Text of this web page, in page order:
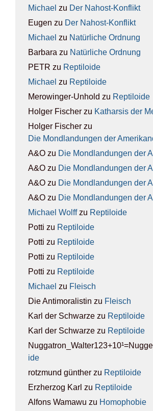
Michael zu Der Nah­ost-Kon­flikt
Eugen zu Der Nah­ost-Kon­flikt
Michael zu Natür­li­che Ord­nung
Barbara zu Natür­li­che Ord­nung
PETR zu Rep­ti­lo­ide
Michael zu Rep­ti­lo­ide
Merowinger-Unhold zu Rep­ti­lo­ide
Holger Fischer zu Kathar­sis der
Holger Fischer zu
Die Mond­lan­dun­gen der
A&O zu Die Mond­lan­dun­gen der
A&O zu Die Mond­lan­dun­gen der
A&O zu Die Mond­lan­dun­gen der
A&O zu Die Mond­lan­dun­gen der
Michael Wolffzu Rep­ti­lo­ide
Potti zu Rep­ti­lo­ide
Potti zu Rep­ti­lo­ide
Potti zu Rep­ti­lo­ide
Potti zu Rep­ti­lo­ide
Michael zu Fleisch
Die Antimoralistin zu Fleisch
Karl der Schwarze zu Rep­ti­lo­ide
Karl der Schwarze zu Rep­ti­lo­ide
ide
rotzmund günther zu Rep­ti­lo­ide
Erzherzog Karl zu Rep­ti­lo­ide
Alfons Wamawu zu Homo­pho­bie